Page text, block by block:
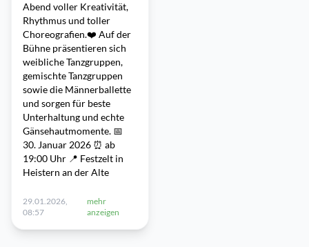
Abend voller Kreativität,
Rhythmus und toller
Choreografien.❤️ Auf der
Bühne präsentieren sich
weibliche Tanzgruppen,
gemischte Tanzgruppen
sowie die Männerballette
und sorgen für beste
Unterhaltung und echte
Gänsehautmomente. 📅
30. Januar 2026 ⏰ ab
19:00 Uhr 📍 Festzelt in
Heistern an der Alte
29.01.2026,
08:57
mehr
anzeigen